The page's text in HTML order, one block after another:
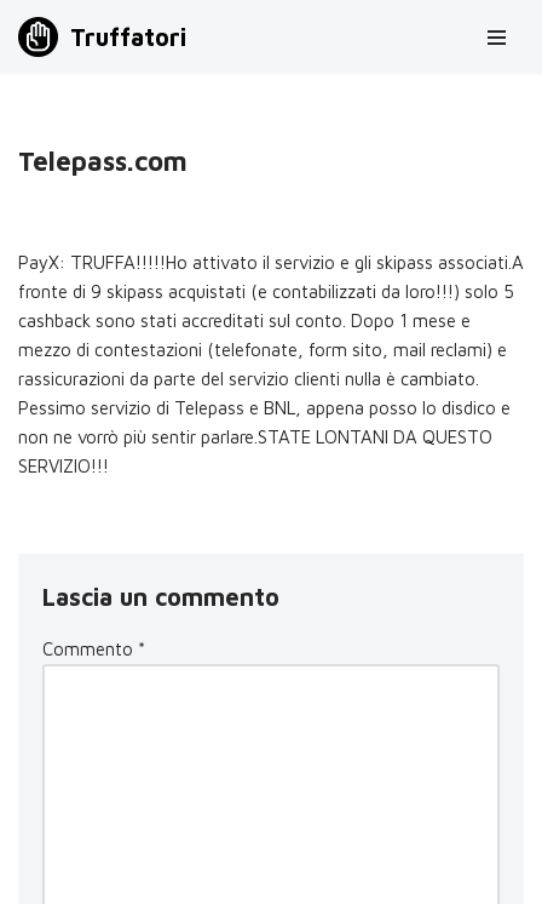
Truffatori
Telepass.com
PayX: TRUFFA!!!!!Ho attivato il servizio e gli skipass associati.A
fronte di 9 skipass acquistati (e contabilizzati da loro!!!) solo 5
cashback sono stati accreditati sul conto. Dopo 1 mese e
mezzo di contestazioni (telefonate, form sito, mail reclami) e
rassicurazioni da parte del servizio clienti nulla è cambiato.
Pessimo servizio di Telepass e BNL, appena posso lo disdico e
non ne vorrò più sentir parlare.STATE LONTANI DA QUESTO
SERVIZIO!!!
Lascia un commento
Commento *